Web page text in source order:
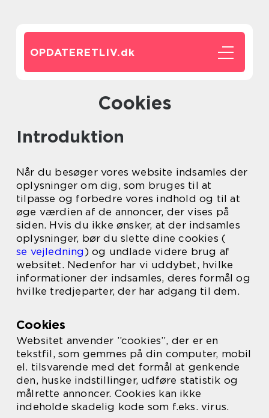
OPDATERETLIV.dk
Cookies
Introduktion
Når du besøger vores website indsamles der
oplysninger om dig, som bruges til at
tilpasse og forbedre vores indhold og til at
øge værdien af de annoncer, der vises på
siden. Hvis du ikke ønsker, at der indsamles
oplysninger, bør du slette dine cookies (
se vejledning ) og undlade videre brug af
websitet. Nedenfor har vi uddybet, hvilke
informationer der indsamles, deres formål og
hvilke tredjeparter, der har adgang til dem.
Cookies
Websitet anvender ”cookies”, der er en
tekstfil, som gemmes på din computer, mobil
el. tilsvarende med det formål at genkende
den, huske indstillinger, udføre statistik og
målrette annoncer. Cookies kan ikke
indeholde skadelig kode som f.eks. virus.